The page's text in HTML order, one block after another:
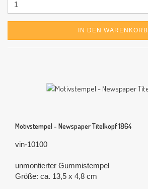
IN DEN WARENKORB
Motivstempel - Newspaper Titelkopf 1864
vin-10100
unmontierter Gummistempel
Größe: ca. 13,5 x 4,8 cm